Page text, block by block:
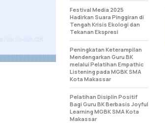
Festival Media 2025
Hadirkan Suara Pinggiran di
Tengah Krisis Ekologi dan
Tekanan Ekspresi
Peningkatan Keterampilan
Mendengarkan Guru BK
melalui Pelatihan Empathic
Listening pada MGBK SMA
Kota Makassar
Pelatihan Disiplin Positif
Bagi Guru BK Berbasis Joyful
Learning MGBK SMA Kota
Makassar